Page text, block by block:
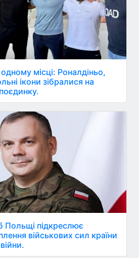
місці: Роналдіньо,
ікони зібралися на
Польщі підкреслює
військових сил країни